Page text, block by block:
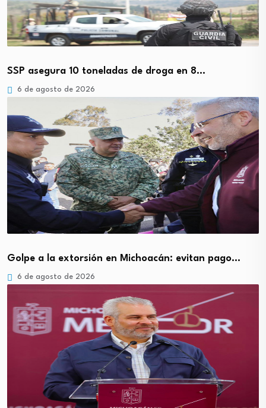
SSP asegura 10 toneladas de droga en 8…
6 de agosto de 2026
Golpe a la extorsión en Michoacán: evitan pago…
6 de agosto de 2026